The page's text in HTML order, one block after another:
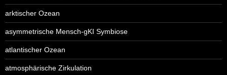
arktischer Ozean
asymmetrische Mensch-gKI Symbiose
atlantischer Ozean
atmosphärische Zirkulation